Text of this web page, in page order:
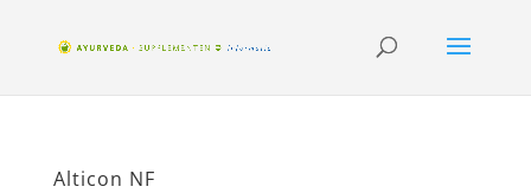
Alticon NF